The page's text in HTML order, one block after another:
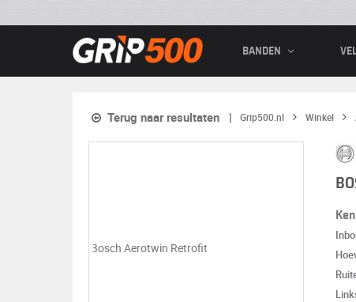
BANDEN
Terug naar resultaten Grip500.nl Winkel